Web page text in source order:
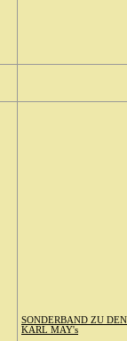
SONDERBAND ZU
KARL MAY's